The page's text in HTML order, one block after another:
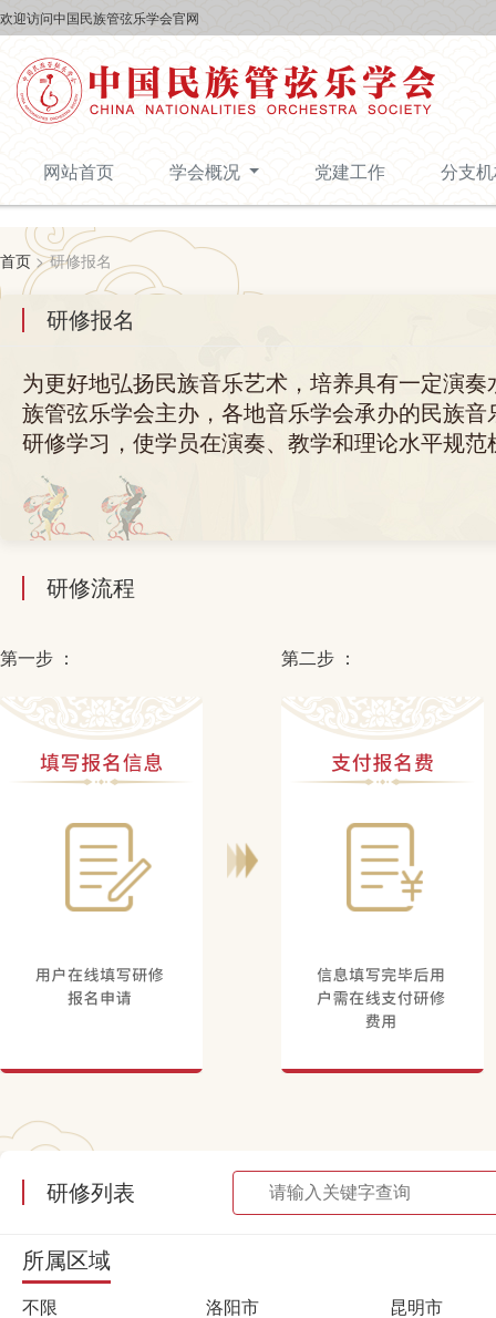
欢迎访问中国民族管弦乐学会官网
网站首页 学会概况 党建工作 分支
首页 > 研修报名
研修报名
为更好地弘扬民族音乐艺术，培养具有一定演
族管弦乐学会主办，各地音乐学会承办的民族
研修学习，使学员在演奏、教学和理论水平规范
研修流程
第一步 ： 第二步 ：
研修列表
所属区域
不限 洛阳市 昆明市